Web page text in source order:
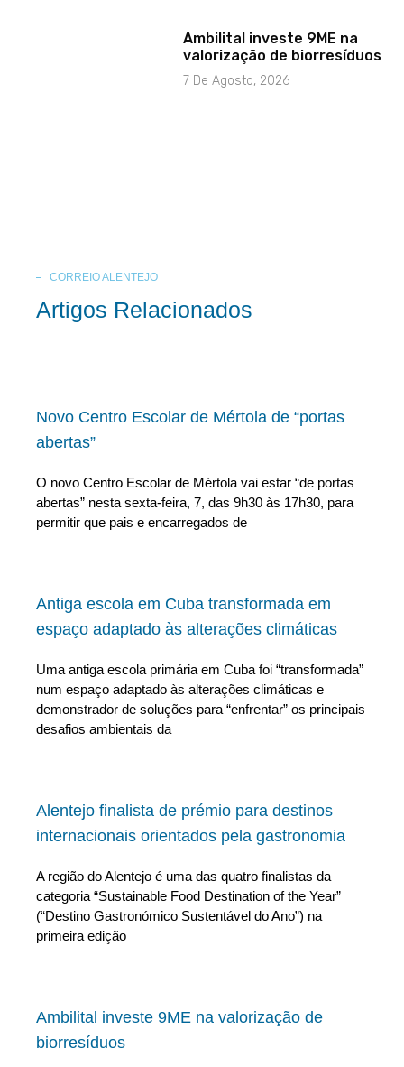
Ambilital investe 9ME na
valorização de biorresíduos
7 De Agosto, 2026
CORREIO ALENTEJO
Artigos Relacionados
Novo Centro Escolar de Mértola de “portas
abertas”
O novo Centro Escolar de Mértola vai estar “de portas
abertas” nesta sexta-feira, 7, das 9h30 às 17h30, para
permitir que pais e encarregados de
Antiga escola em Cuba transformada em
espaço adaptado às alterações climáticas
Uma antiga escola primária em Cuba foi “transformada”
num espaço adaptado às alterações climáticas e
demonstrador de soluções para “enfrentar” os principais
desafios ambientais da
Alentejo finalista de prémio para destinos
internacionais orientados pela gastronomia
A região do Alentejo é uma das quatro finalistas da
categoria “Sustainable Food Destination of the Year”
(“Destino Gastronómico Sustentável do Ano”) na
primeira edição
Ambilital investe 9ME na valorização de
biorresíduos